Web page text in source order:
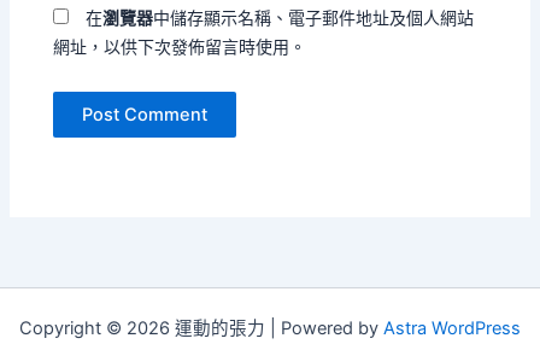
在瀏覽器中儲存顯示名稱、電子郵件地址及個人網站
網址，以供下次發佈留言時使用。
Copyright © 2026 運動的張力 | Powered by Astra WordPress